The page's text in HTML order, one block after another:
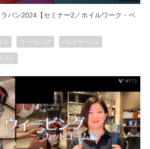
バン2024【セミナー2／ホイルワーク・ベ
ト ウィービング バレイヤージュ
スト